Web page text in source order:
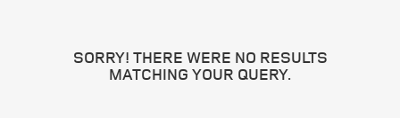
SORRY! THERE WERE NO RESULTS
MATCHING YOUR QUERY.